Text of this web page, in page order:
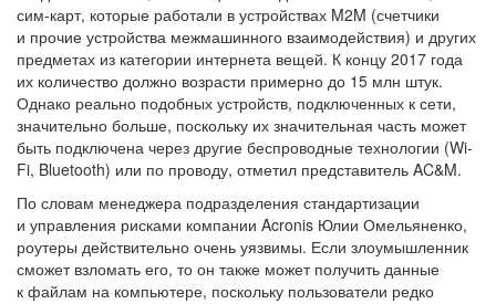
сим-карт, которые работали в устройствах M2M (счетчики
и прочие устройства межмашинного взаимодействия) и других
предметах из категории интернета вещей. К концу 2017 года
их количество должно возрасти примерно до 15 млн штук.
Однако реально подобных устройств, подключенных к сети,
значительно больше, поскольку их значительная часть может
быть подключена через другие беспроводные технологии (Wi-
Fi, Bluetooth) или по проводу, отметил представитель AC&M.
По словам менеджера подразделения стандартизации
и управления рисками компании Acronis Юлии Омельяненко,
роутеры действительно очень уязвимы. Если злоумышленник
сможет взломать его, то он также может получить данные
к файлам на компьютере, поскольку пользователи редко